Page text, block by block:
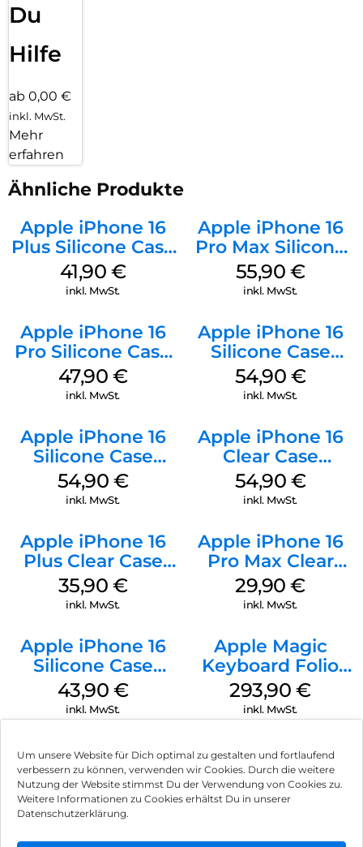
Um unsere Website für Dich optimal zu gestalten und fortlaufend
verbessern zu können, verwenden wir Cookies. Durch die weitere
Nutzung der Website stimmst Du der Verwendung von Cookies zu.
Weitere Informationen zu Cookies erhältst Du in unserer
Datenschutzerklärung.
Du
Hilfe
ab 0,00 €
inkl. MwSt.
Mehr
erfahren
Ähnliche Produkte
Apple iPhone 16
Plus Silicone Case
MagSafe Stone
Gray
41,90 €
inkl. MwSt.
Apple iPhone 16
Pro Max Silicone
Case MagSafe
Stone Gray
55,90 €
inkl. MwSt.
Apple iPhone 16
Pro Silicone Case
MagSafe Denim
47,90 €
inkl. MwSt.
Apple iPhone 16
Silicone Case
MagSafe Lake
Green
54,90 €
inkl. MwSt.
Apple iPhone 16
Silicone Case
MagSafe Black
54,90 €
inkl. MwSt.
Apple iPhone 16
Clear Case
MagSafe
Transparent
54,90 €
inkl. MwSt.
Apple iPhone 16
Plus Clear Case
MagSafe
Transparent
35,90 €
inkl. MwSt.
Apple iPhone 16
Pro Max Clear
Case MagSafe
Transparent
29,90€
inkl. MwSt.
Apple iPhone 16
Silicone Case
MagSafe Plum
43,90 €
inkl. MwSt.
Apple Magic
Keyboard Folio
iPad 10.9″ (10.Gen.)
Weiß
293,90€
inkl. MwSt.
Impressum